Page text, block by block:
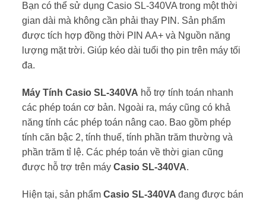
Bạn có thể sử dụng Casio SL-340VA trong một thời
gian dài mà không cần phải thay PIN. Sản phẩm
được tích hợp đồng thời PIN AA+ và Nguồn năng
lượng mặt trời. Giúp kéo dài tuổi thọ pin trên máy tối
đa.
Máy Tính Casio SL-340VA hỗ trợ tính toán nhanh
các phép toán cơ bản. Ngoài ra, máy cũng có khả
năng tính các phép toán nâng cao. Bao gồm phép
tính căn bậc 2, tính thuế, tính phần trăm thường và
phần trăm tỉ lệ. Các phép toán về thời gian cũng
được hỗ trợ trên máyCasio SL-340VA.
Hiện tại, sản phẩm Casio SL-340VA đang được bán